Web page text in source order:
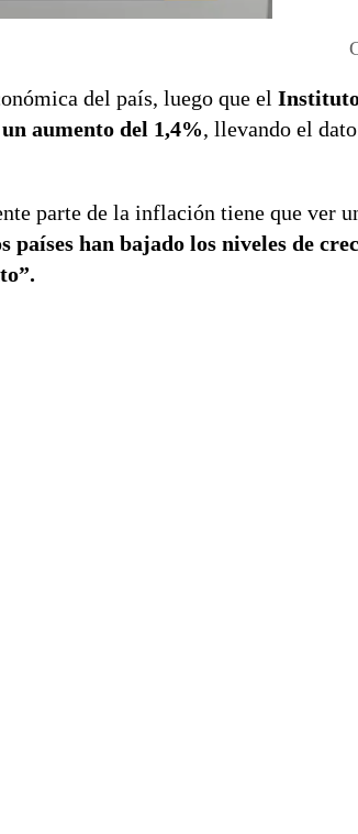
del país, luego que el
aumento del 1,4%, llevando el
parte de la inflación tiene que ver
países han bajado los niveles de